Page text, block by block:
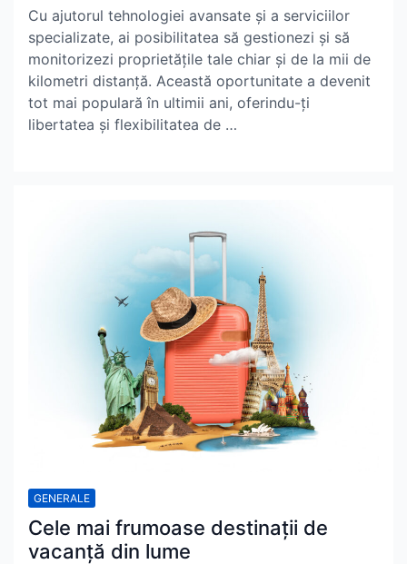
Cu ajutorul tehnologiei avansate și a serviciilor
specializate, ai posibilitatea să gestionezi și să
monitorizezi proprietățile tale chiar și de la mii de
kilometri distanță. Această oportunitate a devenit
tot mai populară în ultimii ani, oferindu-ți
libertatea și flexibilitatea de …
GENERALE
Cele mai frumoase destinații de
vacanță din lume